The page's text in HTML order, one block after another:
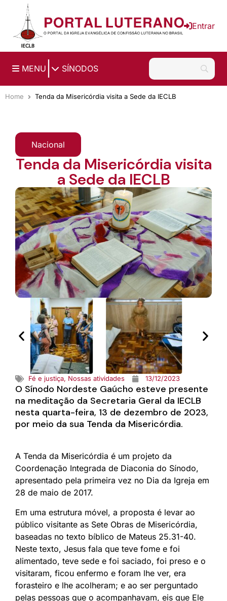
Ir para o conteúdo principal
Entrar
MENU SÍNODOS
Home Tenda da Misericórdia visita a Sede da IECLB
Nacional
Tenda da Misericórdia visita
a Sede da IECLB
Fé e justiça, Nossas atividades 13/12/2023
O Sínodo Nordeste Gaúcho esteve presente
na meditação da Secretaria Geral da IECLB
nesta quarta-feira, 13 de dezembro de 2023,
por meio da sua Tenda da Misericórdia.
A Tenda da Misericórdia é um projeto da
Coordenação Integrada de Diaconia do Sínodo,
apresentado pela primeira vez no Dia da Igreja em
28 de maio de 2017.
Em uma estrutura móvel, a proposta é levar ao
público visitante as Sete Obras de Misericórdia,
baseadas no texto bíblico de Mateus 25.31-40.
Neste texto, Jesus fala que teve fome e foi
alimentado, teve sede e foi saciado, foi preso e o
visitaram, ficou enfermo e foram lhe ver, era
forasteiro e lhe acolheram; e ao ser perguntado
pelas pessoas que o acompanhavam, eis que Ele